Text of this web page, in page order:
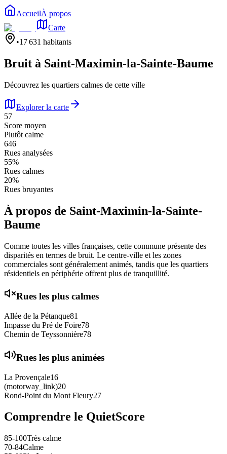
AccueilÀ propos
Carte
•17 631 habitants
Bruit à Saint-Maximin-la-Sainte-Baume
Découvrez les quartiers calmes de cette ville
Explorer la carte
57
Score moyen
Plutôt calme
646
Rues analysées
55%
Rues calmes
20%
Rues bruyantes
À propos de Saint-Maximin-la-Sainte-
Baume
Comme toutes les villes françaises, cette commune présente des
disparités en termes de bruit. Le centre-ville et les zones
commerciales sont généralement animés, tandis que les quartiers
résidentiels en périphérie offrent plus de tranquillité.
Rues les plus calmes
Allée de la Pétanque81
Impasse du Pré de Foire78
Chemin de Teyssonnière78
Rues les plus animées
La Provençale16
(motorway_link)20
Rond-Point du Mont Fleury27
Comprendre le QuietScore
85-100Très calme
70-84Calme